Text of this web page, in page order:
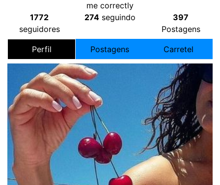
me correctly
1772
seguidores
274 seguindo
397
Postagens
Perfil Postagens Carretel